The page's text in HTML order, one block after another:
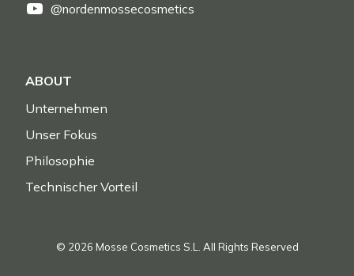
@nordenmossecosmetics
ABOUT
Unternehmen
Unser Fokus
Philosophie
Technischer Vorteil
© 2026 Mosse Cosmetics S.L. All Rights Reserved